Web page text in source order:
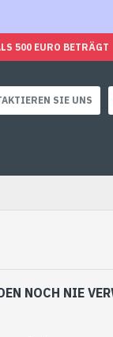
500 EURO BETRÄGT
SIE UNS
NOCH NIE